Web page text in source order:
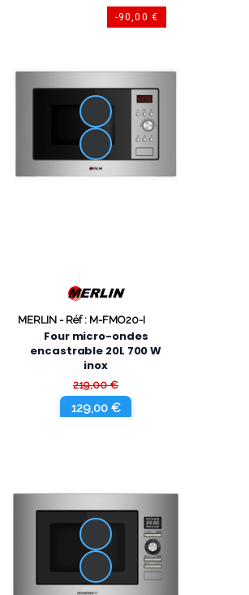
MERLIN - Réf : M-FMO20-I
Four micro-ondes
encastrable 20L 700 W
inox
219,00 €
129,00 €
-90,00 €